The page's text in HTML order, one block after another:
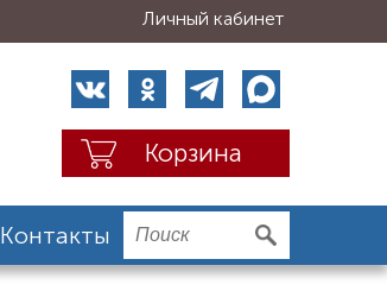
Личный кабинет
Корзина
Контакты